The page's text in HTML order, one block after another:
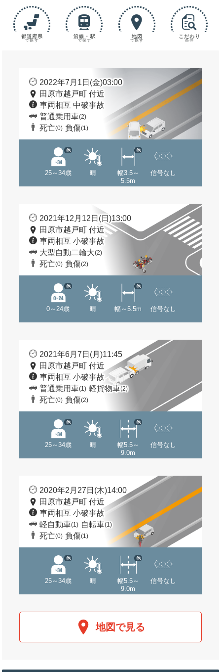
都道府県
で探す
沿線・駅
で探す
地図
で探す
こだわり
条件
2022年7月1日(金)03:00
田原市越戸町 付近
車両相互 中破事故
普通乗用車(2)
死亡(0) 負傷(1)
25～34歳
他
晴
幅3.5～
5.5m
他
信号なし
2021年12月12日(日)13:00
田原市越戸町 付近
車両相互 小破事故
大型自動二輪大(2)
死亡(0) 負傷(2)
0～24歳
他
晴 幅～5.5m
他
信号なし
2021年6月7日(月)11:45
田原市越戸町 付近
車両相互 小破事故
普通乗用車(1) 軽貨物車(2)
死亡(0) 負傷(2)
25～34歳
他
晴
幅5.5～
9.0m
他
信号なし
2020年2月27日(木)14:00
田原市越戸町 付近
車両相互 小破事故
軽自動車(1) 自転車(1)
死亡(0) 負傷(1)
25～34歳
他
晴
幅5.5～
9.0m
他
信号なし
地図で見る